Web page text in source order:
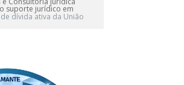
suporte jurídico em
de dívida ativa da União